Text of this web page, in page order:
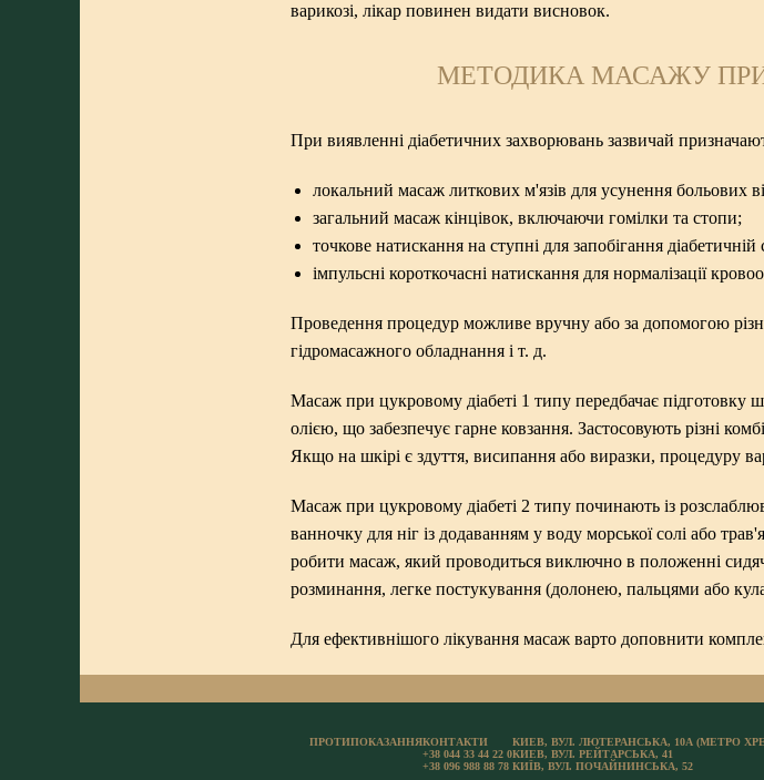
варикозі, лікар повинен видати висновок.
МЕТОДИКА МАСАЖУ
При виявленні діабетичних захворювань зазвичай
локальний масаж литкових м'язів для усунення больових
загальний масаж кінцівок, включаючи гомілки та стопи;
точкове натискання на ступні для запобігання діабетичній
імпульсні короткочасні натискання для нормалізації
Проведення процедур можливе вручну або за допомогою
гідромасажного обладнання і т. д.
Масаж при цукровому діабеті 1 типу передбачає підготовку
олією, що забезпечує гарне ковзання. Застосовують різні
Якщо на шкірі є здуття, висипання або виразки, процедуру
Масаж при цукровому діабеті 2 типу починають із
ванночку для ніг із додаванням у воду морської солі або
робити масаж, який проводиться виключно в положенні
розминання, легке постукування (долонею, пальцями або
Для ефективнішого лікування масаж варто доповнити
ПРОТИПОКАЗАННЯКОНТАКТИ
+38 044 33 44 22 0
+38 096 988 88 78
КИЕВ, ВУЛ. ЛЮТЕРАНСЬКА, 10А (МЕТРО
КИЕВ, ВУЛ. РЕЙТАРСЬКА, 41
КИЇВ, ВУЛ. ПОЧАЙНИНСЬКА, 52